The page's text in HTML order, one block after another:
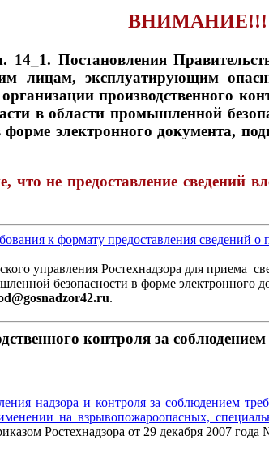
14_1. Постановления
лицам, эксплуатирующим
производственного
в области промышленной
электронного документа,
не предоставление сведений
к формату предоставления сведений о
управления Ростехнадзора для приема
безопасности в форме электронного
.
контроля за
надзора и контроля за соблюдением
на взрывопожароопасных,
Ростехнадзора от 29 декабря 2007 года